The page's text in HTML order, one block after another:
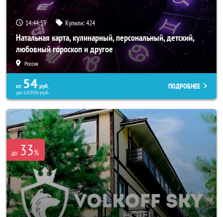
14:44:56 Купили:424
Натальная карта, кулинарный, персональный, детский,
любовный гороскоп и другое
Россия
от 54 руб.
до13990руб.
ПОДРОБНЕЕ
до 33%